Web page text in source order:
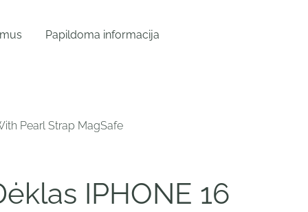
Papildoma informacija
Pearl Strap MagSafe
IPHONE 16